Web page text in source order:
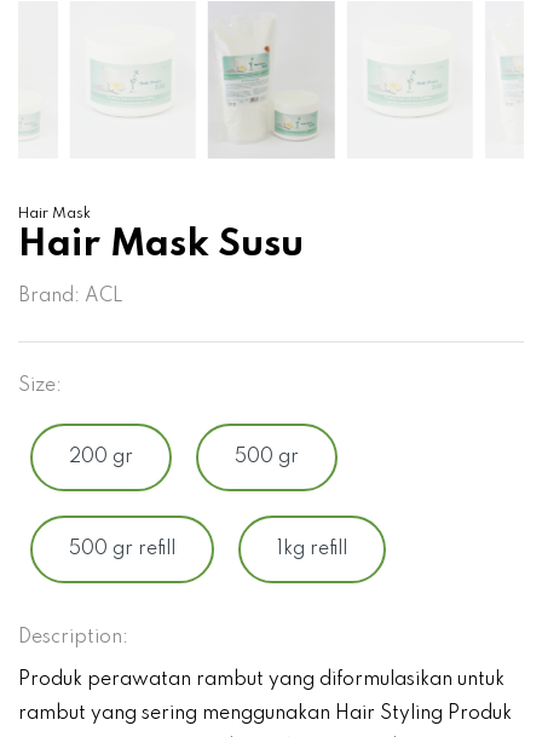
Hair Mask
Hair Mask Susu
Brand: ACL
Size:
200 gr 500 gr
500 gr refill 1kg refill
Description:
Produk perawatan rambut yang diformulasikan untuk
rambut yang sering menggunakan Hair Styling Produk